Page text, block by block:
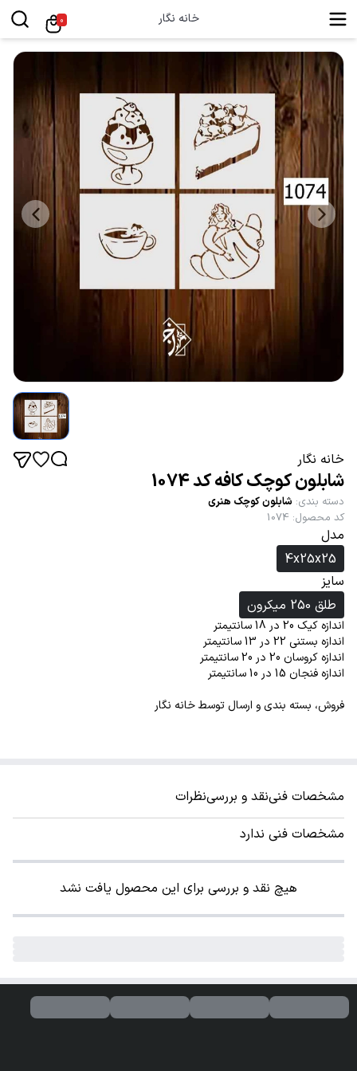
خانه نگار 0
خانه نگار
شابلون کوچک کافه کد 1074
دسته بندی: شابلون کوچک هنری
کد محصول:
1074
مدل
4x25x25
سایز
طلق 250 میکرون
اندازه کیک 20 در 18 سانتیمتر
اندازه بستنی 22 در 13 سانتیمتر
اندازه کروسان 20 در 20 سانتیمتر
اندازه فنجان 15 در 10 سانتیمتر
فروش، بسته بندی و ارسال توسط خانه نگار
مشخصات فنینقد و بررسینظرات
مشخصات فنی ندارد
هیچ نقد و بررسی برای این محصول یافت نشد